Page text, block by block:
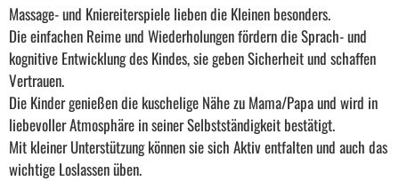
Massage- und Kniereiterspiele lieben die Kleinen besonders.
Die einfachen Reime und Wiederholungen fördern die Sprach- und
kognitive Entwicklung des Kindes, sie geben Sicherheit und schaffen
Vertrauen.
Die Kinder genießen die kuschelige Nähe zu Mama/Papa und wird in
liebevoller Atmosphäre in seiner Selbstständigkeit bestätigt.
Mit kleiner Unterstützung können sie sich Aktiv entfalten und auch das
wichtige Loslassen üben.